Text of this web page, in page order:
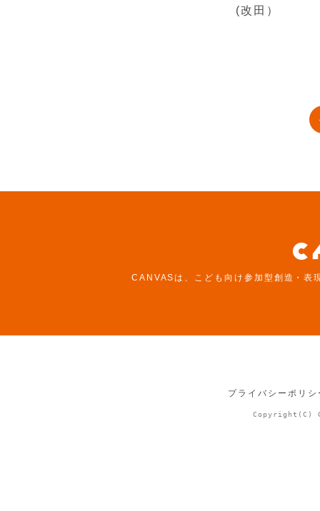
(改田）
CANVASは、こども向け参加型創造・表
プライバシーポリ
Copyright(C)